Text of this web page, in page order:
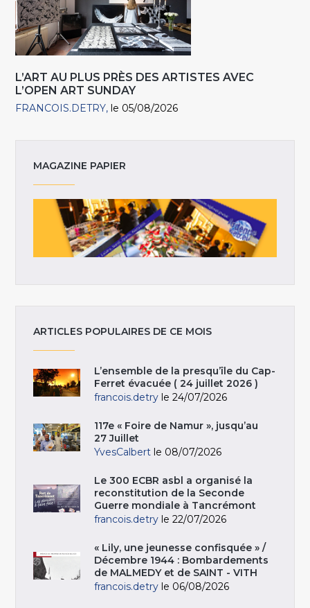
L’ART AU PLUS PRÈS DES ARTISTES AVEC
L’OPEN ART SUNDAY
FRANCOIS.DETRY le 05/08/2026
MAGAZINE PAPIER
ARTICLES POPULAIRES DE CE MOIS
L’ensemble de la presqu’île du Cap-
Ferret évacuée ( 24 juillet 2026 )
francois.detry le 24/07/2026
117e « Foire de Namur », jusqu’au
27 Juillet
YvesCalbert le 08/07/2026
Le 300 ECBR asbl a organisé la
reconstitution de la Seconde
Guerre mondiale à Tancrémont
francois.detry le 22/07/2026
« Lily, une jeunesse confisquée » /
Décembre 1944 : Bombardements
de MALMEDY et de SAINT - VITH
francois.detry le 06/08/2026